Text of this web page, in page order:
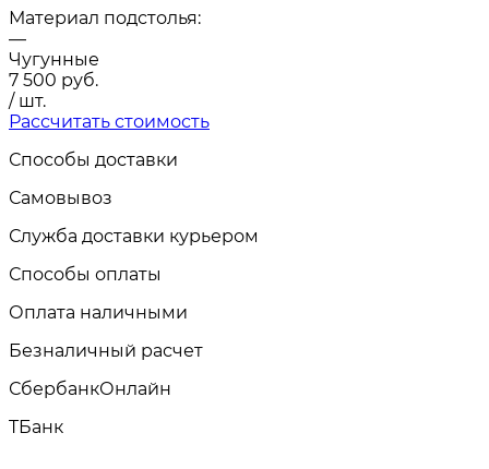
Материал подстолья:
—
Чугунные
7 500 руб.
/ шт.
Рассчитать стоимость
Способы доставки
Самовывоз
Служба доставки курьером
Способы оплаты
Оплата наличными
Безналичный расчет
СбербанкОнлайн
TБанк